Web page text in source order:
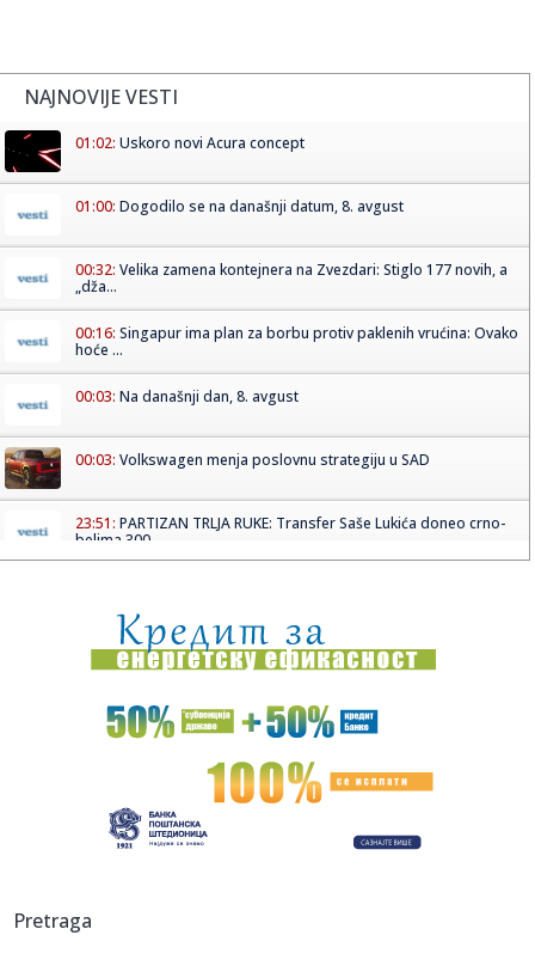
NAJNOVIJE VESTI
01:02: Uskoro novi Acura concept
01:00: Dogodilo se na današnji datum, 8. avgust
00:32: Velika zamena kontejnera na Zvezdari: Stiglo 177 novih, a
„dža...
00:16: Singapur ima plan za borbu protiv paklenih vrućina: Ovako
hoće ...
00:03: Na današnji dan, 8. avgust
00:03: Volkswagen menja poslovnu strategiju u SAD
23:51: PARTIZAN TRLJA RUKE: Transfer Saše Lukića doneo crno-
belima 300...
23:47:Srpkinje pronašle novčanik u Čanju, pa uradile nešto što je
23:46:Detalji drame na nemačkom aerodromu: Vozač nogom
izbacio dron s...
Kraj za Aleksandru i Anu: Eliminisane već na startu
23:35:"Nema lakih utakmica, ali mi smo Vojvodina"
Pretraga